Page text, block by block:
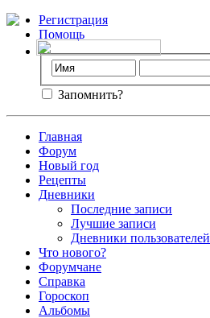
Регистрация
Помощь
Запомнить?
Главная
Форум
Новый год
Рецепты
Дневники
Последние записи
Лучшие записи
Дневники пользователей
Что нового?
Форумчане
Справка
Гороскоп
Альбомы